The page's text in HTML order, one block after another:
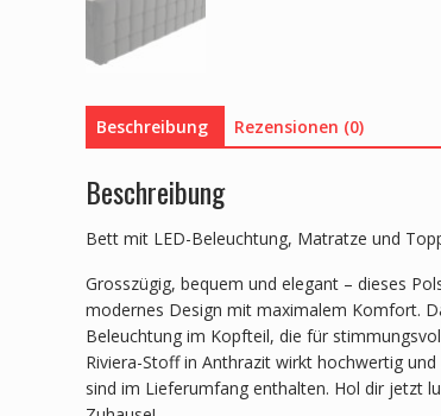
Beschreibung Rezensionen (0)
Beschreibung
Bett mit LED-Beleuchtung, Matratze und
Grosszügig, bequem und elegant – dieses
modernes Design mit maximalem Komfort.
Beleuchtung im Kopfteil, die für
Riviera-Stoff in Anthrazit wirkt hochwertig
sind im Lieferumfang enthalten. Hol dir jetzt